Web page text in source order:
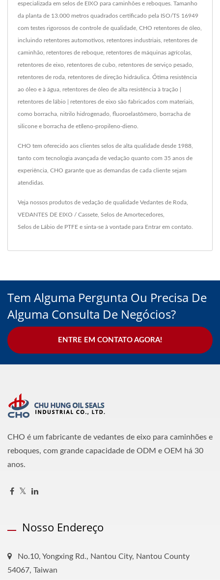
especializada em selos de EIXO para caminhões e reboques. Tamanho
da planta de 13.000 metros quadrados certificado pela ISO/TS 16949
com testes rigorosos de controle de qualidade, CHO retentores de óleo,
incluindo retentores automotivos, retentores industriais, retentores de
caminhão, retentores de reboque, retentores de máquinas agrícolas,
retentores de eixo, retentores de cubo, retentores de serviço pesado,
retentores de roda, retentores de direção hidráulica. Ótima resistência
ao óleo e à água, retentores de óleo de alta resistência à tração |
retentores de lábio | retentores de eixo são fabricados com materiais,
como borracha, nitrilo hidrogenado, fluoroelastômero, borracha de
silicone e borracha de etileno-propileno-dieno.
CHO tem oferecido aos clientes selos de alta qualidade desde 1988,
tanto com tecnologia avançada de vedação quanto com 35 anos de
experiência, CHO garante que as demandas de cada cliente sejam
atendidas.
Veja nossos produtos de vedação de qualidade Vedantes de Roda
VEDANTES DE EIXO / Cassete Selos de Amortecedores
Selos de Lábio de PTFE e sinta-se à vontade para Entrar em contato
Tem Alguma Pergunta Ou Precisa De
Alguma Consulta De Negócios?
ENTRE EM CONTATO AGORA!
CHO é um fabricante de vedantes de eixo para caminhões e
reboques, com grande capacidade de ODM e OEM há 30
anos.
Nosso Endereço
No.10, Yongxing Rd., Nantou City, Nantou County
54067, Taiwan